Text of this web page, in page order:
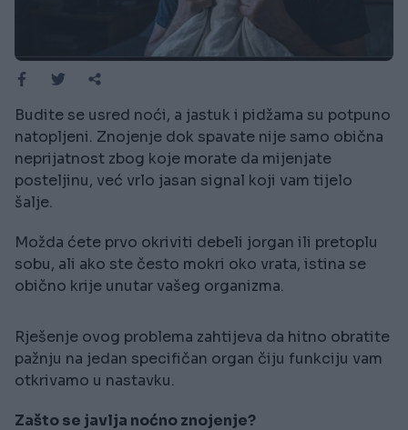
Budite se usred noći, a jastuk i pidžama su potpuno
natopljeni. Znojenje dok spavate nije samo obična
neprijatnost zbog koje morate da mijenjate
posteljinu, već vrlo jasan signal koji vam tijelo
šalje.
Možda ćete prvo okriviti debeli jorgan ili pretoplu
sobu, ali ako ste često mokri oko vrata, istina se
obično krije unutar vašeg organizma.
Rješenje ovog problema zahtijeva da hitno obratite
pažnju na jedan specifičan organ čiju funkciju vam
otkrivamo u nastavku.
Zašto se javlja noćno znojenje?